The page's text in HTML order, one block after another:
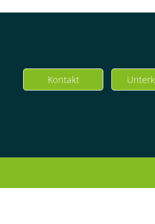
Kontakt